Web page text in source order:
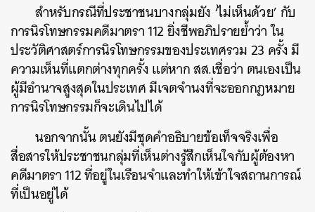
สำหรับกรณีที่ประชาชนบางกลุ่มยัง ‘ไม่เห็นด้วย’ กับ
การนิรโทษกรรมคดีมาตรา 112 ยิ่งชีพอภิปรายย้ำว่า ใน
ประวัติศาสตร์การนิรโทษกรรมของประเทศรวม 23 ครั้ง มี
ความเห็นที่แตกต่างทุกครั้ง แต่หาก สส.เชื่อว่า ตนเองเป็น
ผู้มีอำนาจสูงสุดในประเทศ มีเจตจำนงที่จะออกกฎหมาย
การนิรโทษกรรมก็จะเดินไปได้
นอกจากนั้น ตนยังมีชุดคำอธิบายข้อเท็จจริงเพื่อ
สื่อสารให้ประชาชนกลุ่มที่เห็นต่างรู้สึกเห็นใจกับผู้ต้องหา
คดีมาตรา 112 ที่อยู่ในเรือนจำและทำให้เข้าใจสถานการณ์
ที่เป็นอยู่ได้
ค้นหา
SHARE TWEET LINE EMAIL